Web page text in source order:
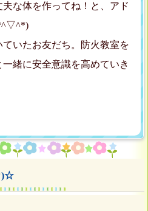
な体を作ってね！と、アド
いたお友だち。防火教室を
緒に安全意識を高めていき
)☆